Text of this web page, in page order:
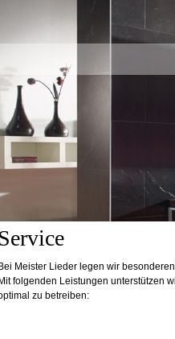
Bei Meister Lieder legen wir
Mit folgenden Leistungen unterstützen
zu betreiben: